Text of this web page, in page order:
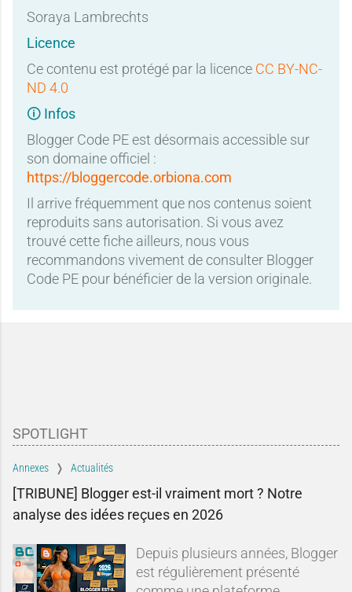
Soraya Lambrechts
Licence
Ce contenu est protégé par la licence CC BY-NC-
ND 4.0
🛈 Infos
Blogger Code PE est désormais accessible sur
son domaine officiel :
https://bloggercode.orbiona.com
Il arrive fréquemment que nos contenus soient
reproduits sans autorisation. Si vous avez
trouvé cette fiche ailleurs, nous vous
recommandons vivement de consulter Blogger
Code PE pour bénéficier de la version originale.
SPOTLIGHT
Annexes Actualités
[TRIBUNE] Blogger est-il vraiment mort ? Notre
analyse des idées reçues en 2026
Depuis plusieurs années, Blogger
est régulièrement présenté